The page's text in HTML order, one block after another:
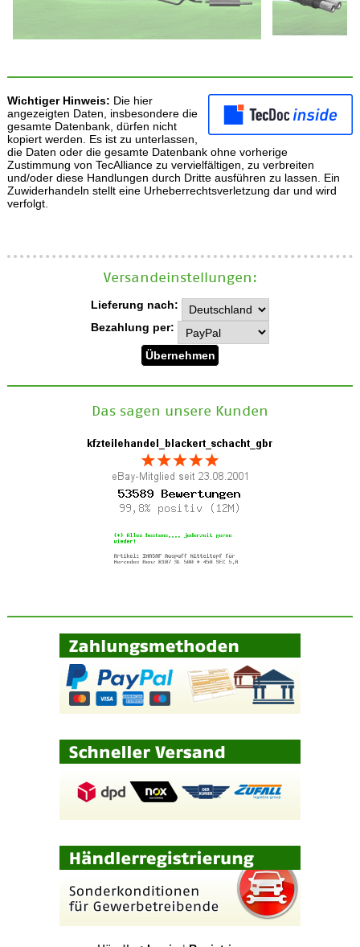
Wichtiger Hinweis: Die hier
angezeigten Daten, insbesondere die
gesamte Datenbank, dürfen nicht
kopiert werden. Es ist zu unterlassen,
die Daten oder die gesamte Datenbank ohne vorherige
Zustimmung von TecAlliance zu vervielfältigen, zu verbreiten
und/oder diese Handlungen durch Dritte ausführen zu lassen. Ein
Zuwiderhandeln stellt eine Urheberrechtsverletzung dar und wird
verfolgt.
Versand­einstellungen:
Lieferung nach:
Bezahlung per:
Das sagen unsere Kunden